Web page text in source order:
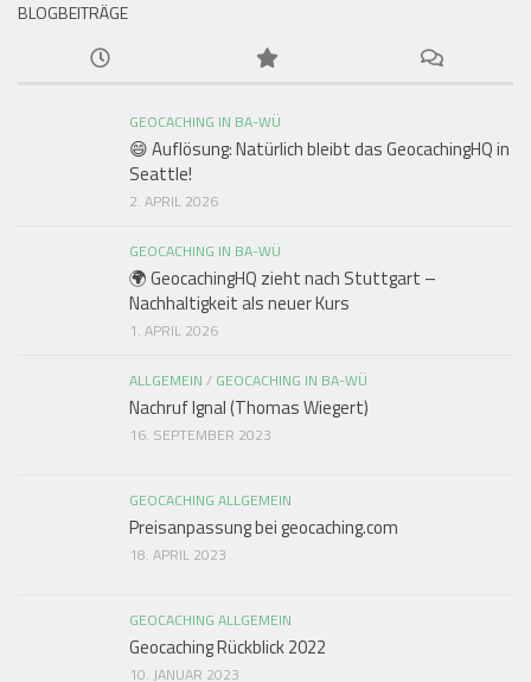
BLOGBEITRÄGE
GEOCACHING IN BA-WÜ
😄 Auflösung: Natürlich bleibt das GeocachingHQ in
Seattle!
2. APRIL 2026
GEOCACHING IN BA-WÜ
🌍 GeocachingHQ zieht nach Stuttgart –
Nachhaltigkeit als neuer Kurs
1. APRIL 2026
ALLGEMEIN / GEOCACHING IN BA-WÜ
Nachruf Ignal (Thomas Wiegert)
16. SEPTEMBER 2023
GEOCACHING ALLGEMEIN
Preisanpassung bei geocaching.com
18. APRIL 2023
GEOCACHING ALLGEMEIN
Geocaching Rückblick 2022
10. JANUAR 2023